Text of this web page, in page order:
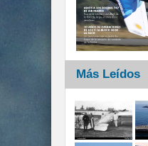
Más Leídos